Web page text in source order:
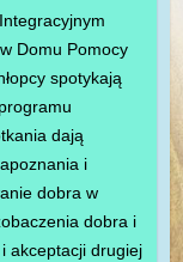
Domu Pomocy
spotykają
dają
i
dobra w
dobra i
akceptacji drugiej